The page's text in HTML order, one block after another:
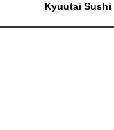
Kyuutai Sushi